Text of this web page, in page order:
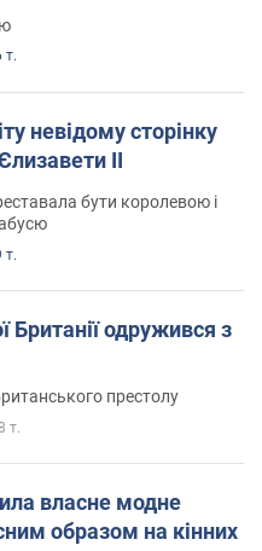
т.
невідому сторінку
II
бути королевою і
т.
Британії одружився з
престолу
т.
власне модне
образом на кінних